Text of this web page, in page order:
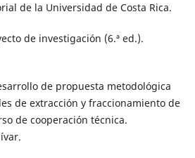
de la Universidad de Costa Rica.
de investigación (6.ª ed.).
de propuesta metodológica
de extracción y fraccionamiento de
de cooperación técnica.